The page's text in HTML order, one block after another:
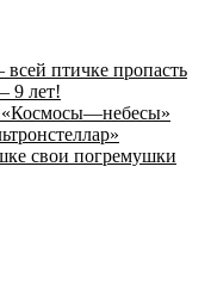
птичке пропасть
9 лет!
«Космосы—небесы»
свои погремушки